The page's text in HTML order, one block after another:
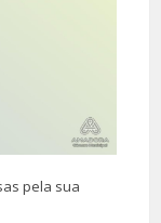
pela sua